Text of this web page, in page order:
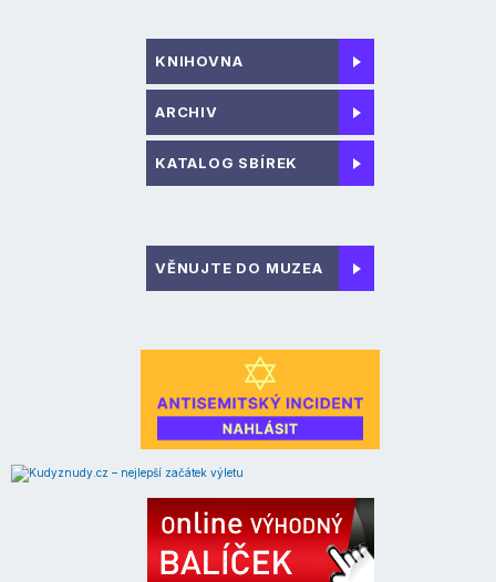
KNIHOVNA
ARCHIV
KATALOG SBÍREK
VĚNUJTE DO MUZEA